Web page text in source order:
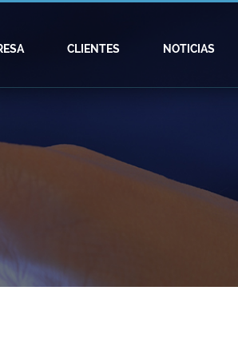
CLIENTES NOTICIAS